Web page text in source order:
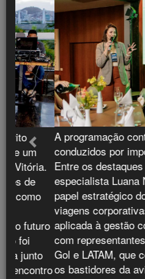
Visual Turismo destaca
anuncia nova
Últimos Flashes
A programação contou
conduzidos por
Entre os destaques
especialista Luana
papel estratégico dos
viagens corporativas;
aplicada à gestão com a
com representantes das
Gol e LATAM, que
os bastidores da aviação